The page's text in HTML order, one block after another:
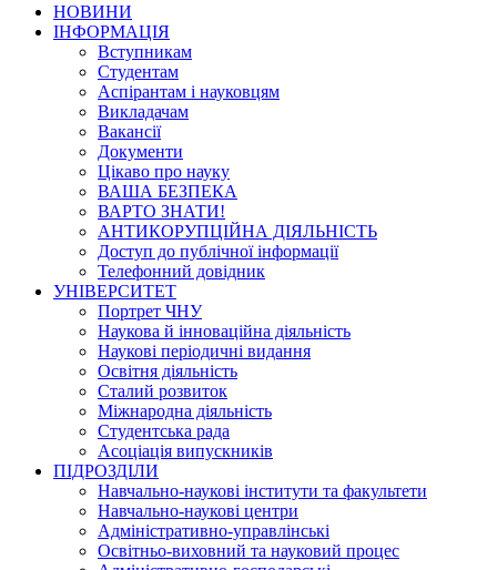
НОВИНИ
ІНФОРМАЦІЯ
Вступникам
Студентам
Аспірантам і науковцям
Викладачам
Вакансії
Документи
Цікаво про науку
ВАША БЕЗПЕКА
ВАРТО ЗНАТИ!
АНТИКОРУПЦІЙНА ДІЯЛЬНІСТЬ
Доступ до публічної інформації
Телефонний довідник
УНІВЕРСИТЕТ
Портрет ЧНУ
Наукова й інноваційна діяльність
Наукові періодичні видання
Освітня діяльність
Сталий розвиток
Міжнародна діяльність
Студентська рада
Асоціація випускників
ПІДРОЗДІЛИ
Навчально-наукові інститути та факультети
Навчально-наукові центри
Адміністративно-управлінські
Освітньо-виховний та науковий процес